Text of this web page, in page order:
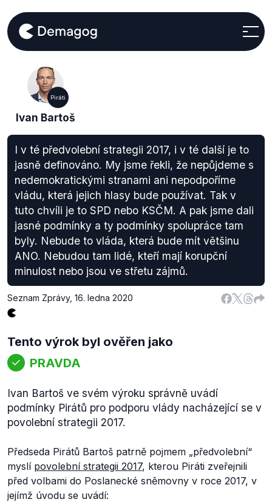
Piráti
Ivan Bartoš
I v té předvolební strategii 2017, i v té další je to
jasně definováno. My jsme řekli, že nepůjdeme s
nedemokratickými stranami ani nepodpoříme
vládu, která jejich hlasy bude používat. Tak v
tuto chvíli je to SPD nebo KSČM. A pak jsme dali
jasné podmínky a ty podmínky spolupráce tam
byly. Nebude to vláda, která bude mít většinu
ANO. Nebudou tam lidé, kteří mají korupční
minulost nebo jsou ve střetu zájmů.
Seznam Zprávy, 16. ledna 2020
Tento výrok byl ověřen jako
PRAVDA
Ivan Bartoš ve svém výroku správně uvádí
podmínky Pirátů pro podporu vlády nacházející se v
povolební strategii 2017.
Předseda Pirátů Bartoš patrně pojmem „předvolební“
myslí povolební strategii 2017, kterou Piráti zveřejnili
před volbami do Poslanecké sněmovny v roce 2017, v
jejímž úvodu se uvádí: